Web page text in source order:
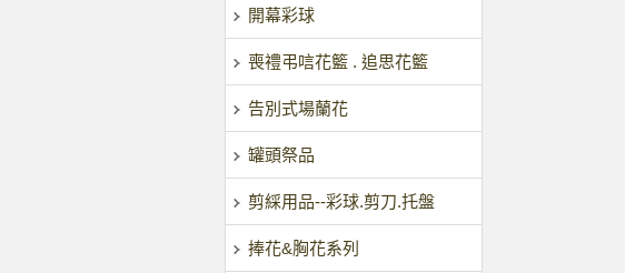
開幕彩球
喪禮弔唁花籃 . 追思花籃
告別式場蘭花
罐頭祭品
剪綵用品--彩球.剪刀.托盤
捧花&胸花系列